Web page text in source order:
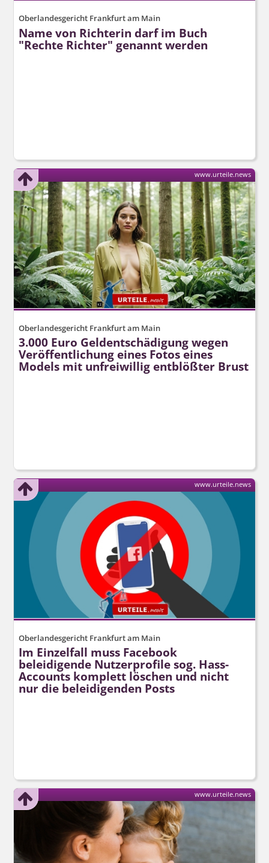
Oberlandesgericht Frankfurt am Main
Name von Richterin darf im Buch
"Rechte Richter" genannt werden
Oberlandesgericht Frankfurt am Main
3.000 Euro Geldentschädigung wegen
Veröffentlichung eines Fotos eines
Models mit unfreiwillig entblößter Brust
www.urteile.news
Oberlandesgericht Frankfurt am Main
Im Einzelfall muss Facebook
beleidigende Nutzerprofile sog. Hass-
Accounts komplett löschen und nicht
nur die beleidigenden Posts
www.urteile.news
www.urteile.news